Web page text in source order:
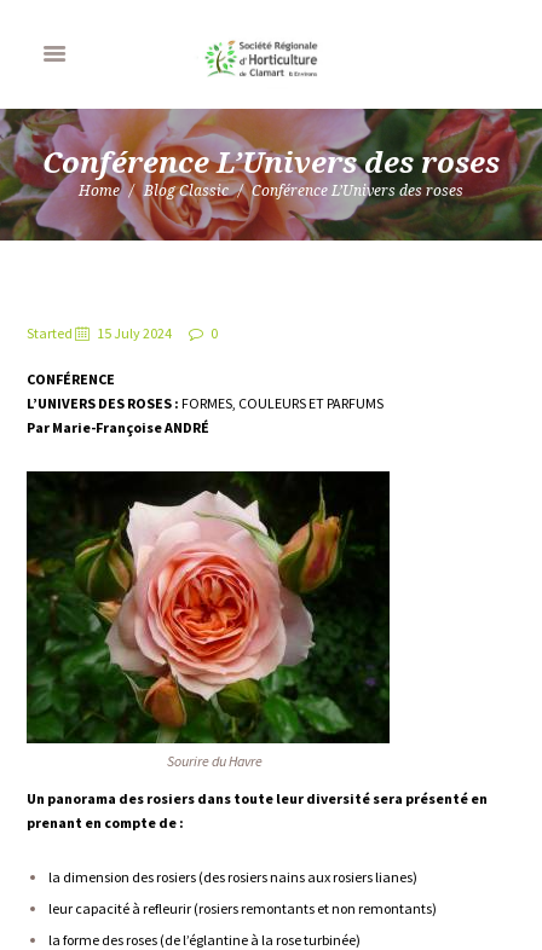
Conférence L’Univers des roses
Home Blog Classic Conférence L’Univers des roses
Started 15 July 2024 0
CONFÉRENCE
L’UNIVERS DES ROSES :FORMES, COULEURS ET PARFUMS
Par Marie-Françoise ANDRÉ
Sourire du Havre
Un panorama des rosiers dans toute leur diversité sera présenté en
prenant en compte de :
la dimension des rosiers (des rosiers nains aux rosiers lianes)
leur capacité à refleurir (rosiers remontants et non remontants)
la forme des roses (de l’églantine à la rose turbinée)